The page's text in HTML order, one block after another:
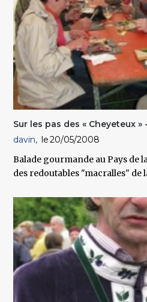
Sur les pas des « Cheyeteux
davin
20/05/2008
Balade gourmande au Pays de
des redoutables "macralles" de